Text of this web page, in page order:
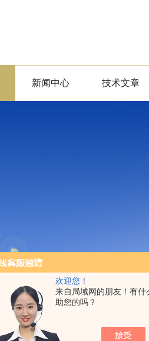
欢迎您！
来自局域网的朋友！有什
助您的吗？
新闻中心 技术文章